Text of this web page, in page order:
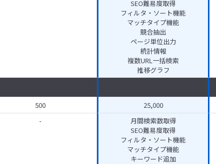
SEO難易度取得
フィルタ・ソート機能
マッチタイプ機能
競合抽出
ページ単位出力
統計情報
複数URL一括検索
推移グラフ
500 25,000
-
月間検索数取得
SEO難易度取得
フィルタ・ソート機能
マッチタイプ機能
キーワード追加